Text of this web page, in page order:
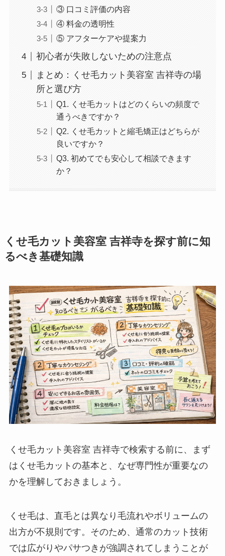
③ 口コミ評価の内容
④ 料金の透明性
⑤ アフターケアや提案力
初心者が失敗しないための注意点
まとめ：くせ毛カット美容室 吉祥寺の場
所と選び方
Q1. くせ毛カットはどのくらいの頻度で
通うべきですか？
Q2. くせ毛カットと縮毛矯正はどちらが
良いですか？
Q3. 初めてでも安心して相談できます
か？
くせ毛カット美容室 吉祥寺を探す前に知
るべき基礎知識
くせ毛カット美容室 吉祥寺で検索する前に、まず
はくせ毛カットの基本と、なぜ専門性が重要なの
かを理解しておきましょう。
くせ毛は、直毛とは異なり毛流れやボリュームの
出方が不規則です。そのため、通常のカット技術
では広がりやパサつきが強調されてしまうことが